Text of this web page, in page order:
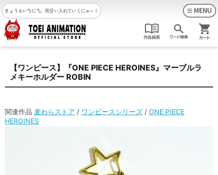
きょうもいちにち、気合い入れていくにゃ～！
【ワンピース】『ONE PIECE HEROINES』マーブルラ
メキーホルダー ROBIN
関連作品 麦わらストア / ワンピースシリーズ / ONE PIECE
HEROINES